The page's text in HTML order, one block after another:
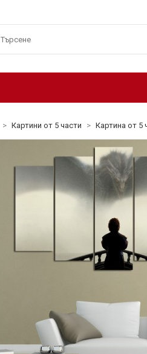
> Картини от 5 части > Картина от 5